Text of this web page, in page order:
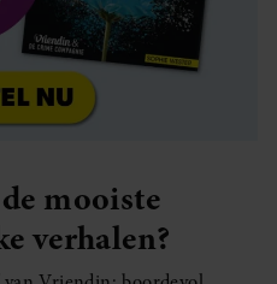
mooiste
verhalen?